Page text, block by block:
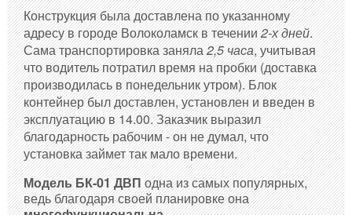
Конструкция была доставлена по указанному
адресу в городе Волоколамск в течении2-х дней.
Сама транспортировка заняла2,5 часа, учитывая
что водитель потратил время на пробки (доставка
производилась в понедельник утром). Блок
контейнер был доставлен, установлен и введен в
эксплуатацию в 14.00. Заказчик выразил
благодарность рабочим - он не думал, что
установка займет так мало времени.
Модель БК-01 ДВПодна из самых популярных,
ведь благодаря своей планировке она